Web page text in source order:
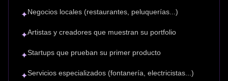
✦Negocios locales (restaurantes, peluquerías...)
✦Artistas y creadores que muestran su portfolio
✦Startups que prueban su primer producto
✦Servicios especializados (fontanería, electricistas...)